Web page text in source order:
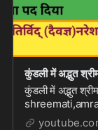
कुंडली में अद्भुत
श्रीमती, अमरक